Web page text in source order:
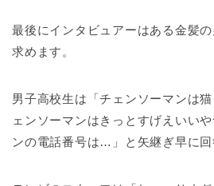
最後にインタビュアーはある金髪
求めます。
男子高校生は「チェンソーマンは
ェンソーマンはきっとすげえいい
ンの電話番号は…」と矢継ぎ早に回